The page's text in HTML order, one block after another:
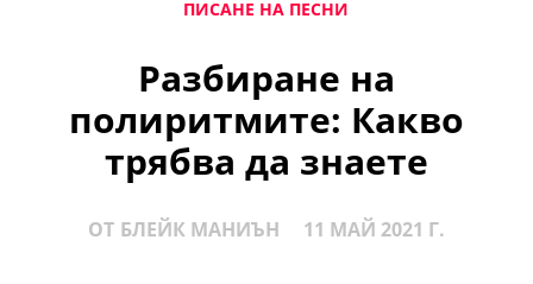
ПИСАНЕ НА ПЕСНИ
Разбиране на
полиритмите: Какво
трябва да знаете
ОТ БЛЕЙК МАНИЪН 11 МАЙ 2021 Г.